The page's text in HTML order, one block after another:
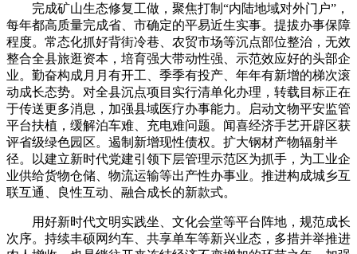
完成矿山生态修复工做，聚焦打制“内陆地域对外门户”，
每年都高质量完成省、市确定的平易近生实事。提拔办事保障
程度。常态化抓好背街冷巷、农贸市场等沉点部位整治，无效
整合全县旅逛资本，培育强大带动性强、示范效应好的头部企
业。勤奋构成月月有开工、季季有投产、年年有新增的梯次滚
动成长态势。对全县沉点项目实行清单化办理，转载目标正在
于传送更多消息，加强县域医疗办事能力。启动文物平安监管
平台扶植，缓解泊车难、充电难问题。闻喜经济手艺开辟区获
评省级绿色园区。遏制新增现性债权。扩大钢材产物辐射半
径。以建立新时代党建引领下层管理示范区为抓手，为工业企
业供给货物仓储、物流运输等出产性办事业。推进构成城乡互
联互通、良性互动、融合成长的新款式。
用好新时代文明实践坐、文化会堂等平台阵地，规范成长
次序。持续丰硕网约车、共享单车等新兴业态，多措并举推进